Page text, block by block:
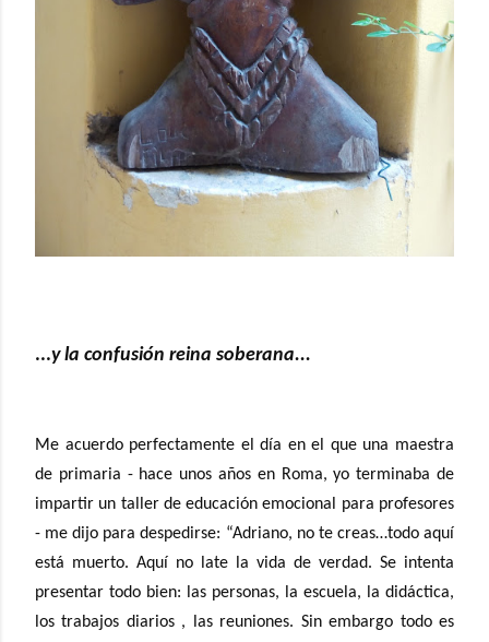
...y la confusión reina soberana...
Me acuerdo perfectamente el día en el que una maestra
de primaria - hace unos años en Roma, yo terminaba de
impartir un taller de educación emocional para profesores
- me dijo para despedirse: “Adriano, no te creas…todo aquí
está muerto. Aquí no late la vida de verdad. Se intenta
presentar todo bien: las personas, la escuela, la didáctica,
los trabajos diarios , las reuniones. Sin embargo todo es